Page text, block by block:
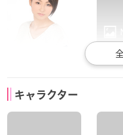
狼谷 鷹
キャラクター